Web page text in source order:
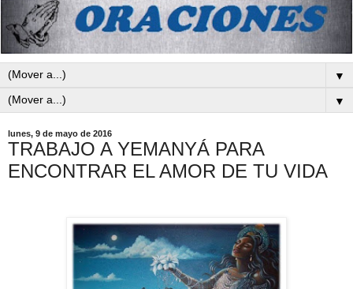
▼
▼
lunes, 9 de mayo de 2016
TRABAJO A YEMANYÁ PARA
ENCONTRAR EL AMOR DE TU VIDA